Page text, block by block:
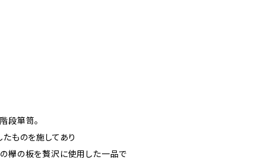
段箪笥。
ものを施してあり
欅の板を贅沢に使用した一品で